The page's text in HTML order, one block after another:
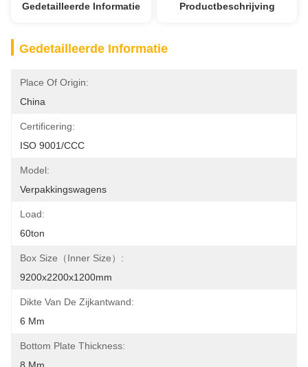
Gedetailleerde Informatie Productbeschrijving
Gedetailleerde Informatie
Place Of Origin:
China
Certificering:
ISO 9001/CCC
Model:
Verpakkingswagens
Load:
60ton
Box Size（Inner Size）:
9200x2200x1200mm
Dikte Van De Zijkantwand:
6 Mm
Bottom Plate Thickness: